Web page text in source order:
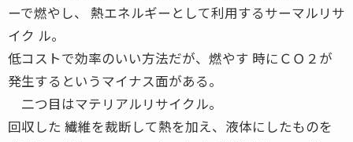
ーで燃やし、 熱エネルギーとして利用するサーマルリサ
イク ル。
低コストで効率のいい方法だが、燃やす 時にＣＯ２が
発生するというマイナス面がある。
二つ目はマテリアルリサイクル。
回収した 繊維を裁断して熱を加え、液体にしたものを